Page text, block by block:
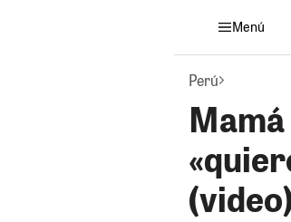
Menú
Perú